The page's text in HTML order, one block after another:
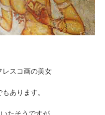
レスコ画の美女
あります。
たそうですが